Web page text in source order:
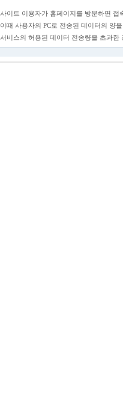
사이트 이용자가 홈페이지를 방문하면 접
이때 사용자의 PC로 전송된 데이터의 양
서비스의 허용된 데이터 전송량을 초과